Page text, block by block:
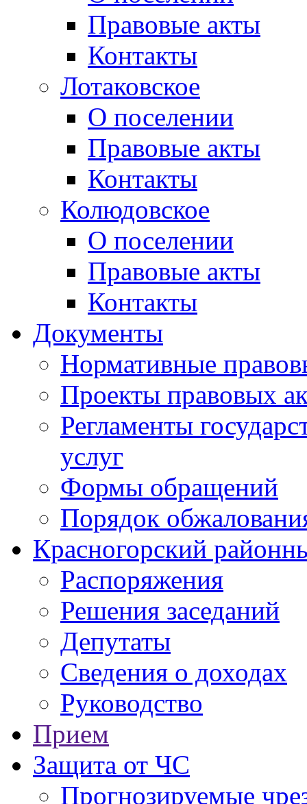
Правовые акты
Контакты
Лотаковское
О поселении
Правовые акты
Контакты
Колюдовское
О поселении
Правовые акты
Контакты
Документы
Нормативные
Проекты правовых
Регламенты
услуг
Формы обращений
Порядок
Красногорский
Распоряжения
Решения заседаний
Депутаты
Сведения о доходах
Руководство
Прием
Защита от ЧС
Прогнозируемые